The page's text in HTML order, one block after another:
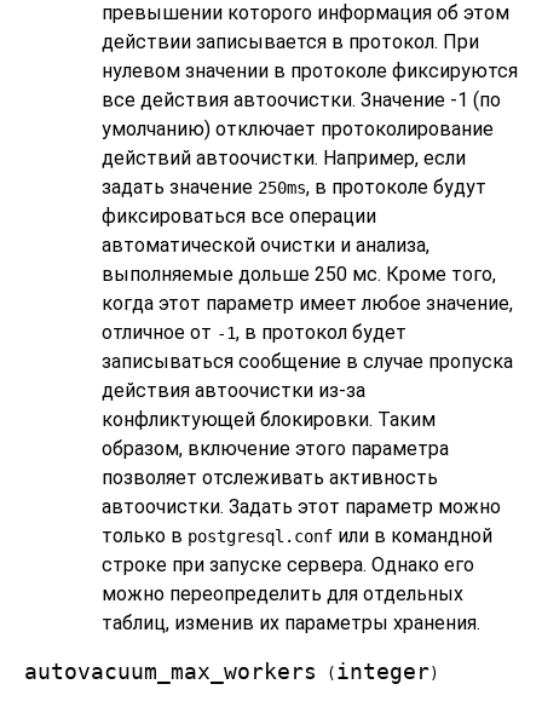
превышении которого информация об этом
действии записывается в протокол. При
нулевом значении в протоколе фиксируются
все действия автоочистки. Значение -1 (по
умолчанию) отключает протоколирование
действий автоочистки. Например, если
задать значение 250ms, в протоколе будут
фиксироваться все операции
автоматической очистки и анализа,
выполняемые дольше 250 мс. Кроме того,
когда этот параметр имеет любое значение,
отличное от -1, в протокол будет
записываться сообщение в случае пропуска
действия автоочистки из-за
конфликтующей блокировки. Таким
образом, включение этого параметра
позволяет отслеживать активность
автоочистки. Задать этот параметр можно
только в postgresql.conf или в командной
строке при запуске сервера. Однако его
можно переопределить для отдельных
таблиц, изменив их параметры хранения.
autovacuum_max_workers ( integer)